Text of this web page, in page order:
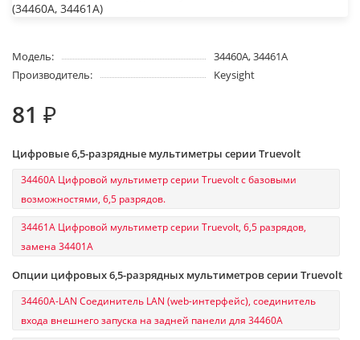
Модель:
34460A, 34461A
Производитель:
Keysight
81 ₽
Цифровые 6,5-разрядные мультиметры серии Truevolt
34460A Цифровой мультиметр серии Truevolt с базовыми
возможностями, 6,5 разрядов.
34461A Цифровой мультиметр серии Truevolt, 6,5 разрядов,
замена 34401A
Опции цифровых 6,5-разрядных мультиметров серии Truevolt
34460A-LAN Соединитель LAN (web-интерфейс), соединитель
входа внешнего запуска на задней панели для 34460A